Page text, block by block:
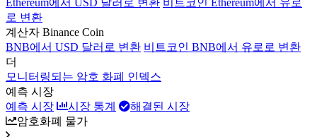
Ethereum에서 USD 달러로 변환 비트코인 Ethereum에서 유로
로 변환
계산자 Binance Coin
BNB에서 USD 달러로 변환 비트코인 BNB에서 유로로 변환
더
모니터링되는 암호 화폐 인덱스
예측 시장
예측 시장
시장 통계
해결된 시장
암호화폐 물가